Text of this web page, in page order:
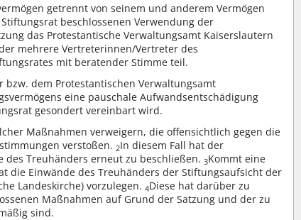
getrennt von seinem und anderem Vermögen
beschlossenen Verwendung der
das Protestantische Verwaltungsamt Kaiserslautern
mehrere Vertreterinnen/Vertreter des
mit beratender Stimme teil.
dem Protestantischen Verwaltungsamt
eine pauschale Aufwandsentschädigung
gesondert vereinbart wird.
Maßnahmen verweigern, die offensichtlich gegen die
verstoßen. 2In diesem Fall hat der
des Treuhänders erneut zu beschließen.3Kommt eine
die Einwände des Treuhänders der Stiftungsaufsicht der
Landeskirche) vorzulegen.4Diese hat darüber zu
Maßnahmen auf Grund der Satzung und der zu
sind.